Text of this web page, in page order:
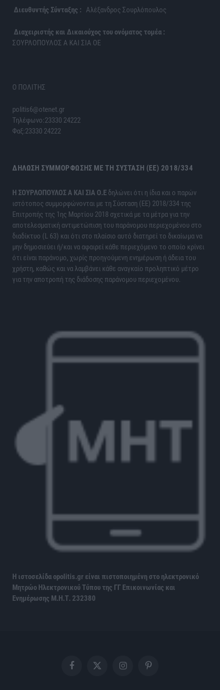
Διευθυντής Σύνταξης : Αλέξανδρος Σουρλόπουλος
Διαχειριστής και Δικαιούχος του ονόματος τομέα :
ΣΟΥΡΛΟΠΟΥΛΟΣ Α ΚΑΙ ΣΙΑ ΟΕ
Ο ΠΟΛΙΤΗΣ
politis6@otenet.gr
Τηλέφωνο:23330 24222
Φαξ:23330 24222
ΔΉΛΩΣΗ ΣΥΜΜΌΡΦΩΣΗΣ ΜΕ ΤΗ ΣΎΣΤΑΣΗ (ΕΕ) 2018/334
H ΣΟΥΡΛΟΠΟΥΛΟΣ Α ΚΑΙ ΣΙΑ Ο.Ε δηλώνει ότι η ίδια και ο παρών
ιστότοπος συμμορφώνονται με τη Σύσταση (ΕΕ) 2018/334 της
Επιτροπής της 1ης Μαρτίου 2018 σχετικά με τα μέτρα για την
αποτελεσματική αντιμετώπιση του παράνομου περιεχομένου στο
διαδίκτυο (L 63) και ότι στο πλαίσιο αυτό διατηρεί το δικαίωμα να
μην δημοσιεύει ή/και να αφαιρεί κάθε περιεχόμενο το οποίο κρίνει
ότι είναι παράνομο, χωρίς προηγούμενη ενημέρωση ή άδεια του
χρήστη, καθώς και να λαμβάνει κάθε αναγκαίο προληπτικό μέτρο
για την αποτροπή της διάδοσης παράνομου περιεχομένου.
Η ιστοσελίδα opolitis.gr είναι πιστοποιημένη στο ηλεκτρονικό
Μητρώο Ηλεκτρονικού Τύπου της ΓΓ Επικοινωνίας και
Ενημέρωσης Μ.Η.Τ. 232380
FacebookX
InstagramPinterest